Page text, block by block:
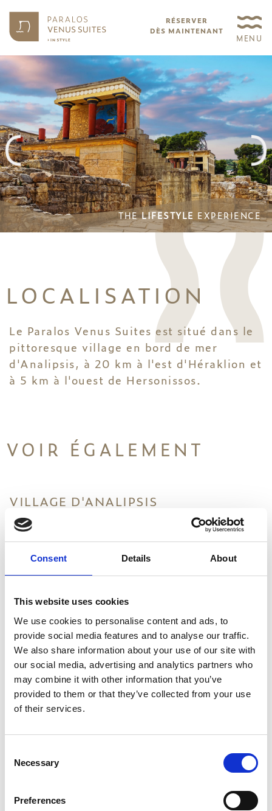
Consent Details About
This website uses cookies
We use cookies to personalise content and ads, to
provide social media features and to analyse our traffic.
We also share information about your use of our site with
our social media, advertising and analytics partners who
may combine it with other information that you’ve
provided to them or that they’ve collected from your use
of their services.
Selection
Necessary
Preferences
RÉSERVER
DÈS MAINTENANT
MENU
THELIFESTYLE EXPERIENCE
LOCALISATION
Le Paralos Venus Suites est situé dans le
pittoresque village en bord de mer
d'Analipsis, à 20 km à l'est d'Héraklion et
à 5 km à l'ouest de Hersonissos.
VOIR ÉGALEMENT
VILLAGE D'ANALIPSIS
CRÈTE
HÉRAKLION
COMMENT S’Y RENDRE